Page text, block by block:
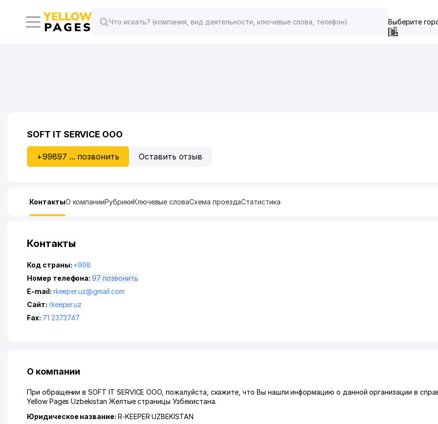
Выберите
SOFT IT SERVICE ООО
+99897 ... позвонить Оставить отзыв
КонтактыО компанииРубрикиКлючевые словаСхема проездаСтатистика
Контакты
Код страны: +998
Номер телефона:
97 позвонить
E-mail: rkeeper.uz@gmail.com
Сайт: rkeeper.uz
Fax: 71 2373747
О компании
При обращении в SOFT IT SERVICE ООО, пожалуйста, скажите, что Вы нашли информацию о данной организации в
Yellow Pages Uzbekistan Желтые страницы Узбекистана.
Юридическое название: R-KEEPER UZBEKISTAN